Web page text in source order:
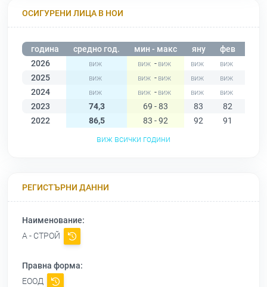
ОСИГУРЕНИ ЛИЦА В НОИ
година средно год. мин - макс яну фев
2026
-
2025
-
2024
-
2023
74,3 69 - 83 83 82
2022
86,5 83 - 92 92 91
виж всички години
РЕГИСТЪРНИ ДАННИ
Наименование:
А - СТРОЙ
Правна форма:
ЕООД